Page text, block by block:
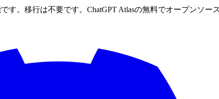
す。移行は不要です。ChatGPT Atlasの無料でオープンソ